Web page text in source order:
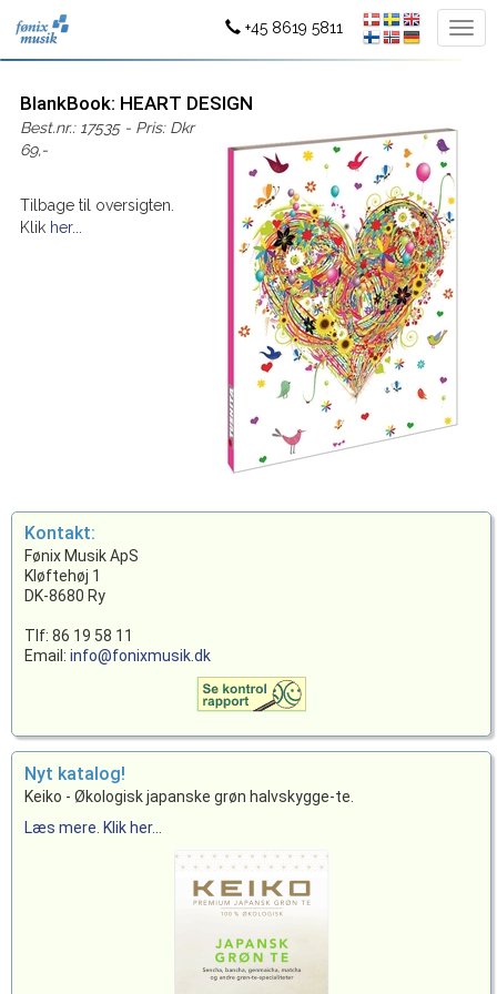
+45 8619 5811
BlankBook: HEART DESIGN
Best.nr.: 17535 - Pris: Dkr
69,-
Tilbage til oversigten.
Klik her...
Kontakt:
Fønix Musik ApS
Kløftehøj 1
DK-8680 Ry
Tlf: 86 19 58 11
Email: info@fonixmusik.dk
Nyt katalog!
Keiko - Økologisk japanske grøn halvskygge-te.
Læs mere. Klik her...